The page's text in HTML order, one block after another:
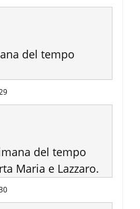
del tempo
del tempo
Maria e Lazzaro.